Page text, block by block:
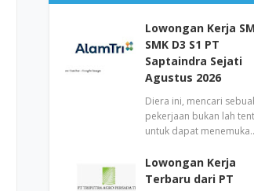
Lowongan Kerja
SMK D3 S1 PT
Saptaindra Sejati
Agustus 2026
Diera ini, mencari
pekerjaan bukan lah
untuk dapat
Lowongan Kerja
Terbaru dari PT